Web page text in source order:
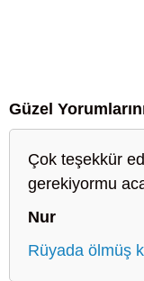
Güzel
Çok teşekkür
gerekiyormu
Nur
Rüyada ölmüş